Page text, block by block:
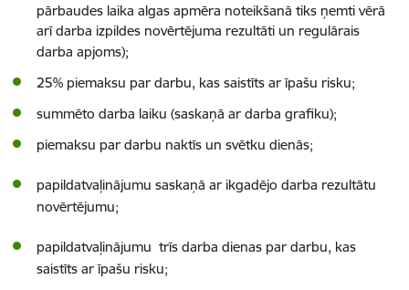
pārbaudes laika algas apmēra noteikšanā tiks ņemti vērā
arī darba izpildes novērtējuma rezultāti un regulārais
darba apjoms);
25% piemaksu par darbu, kas saistīts ar īpašu risku;
summēto darba laiku (saskaņā ar darba grafiku);
piemaksu par darbu naktīs un svētku dienās;
papildatvaļinājumu saskaņā ar ikgadējo darba rezultātu
novērtējumu;
papildatvaļinājumu trīs darba dienas par darbu, kas
saistīts ar īpašu risku;